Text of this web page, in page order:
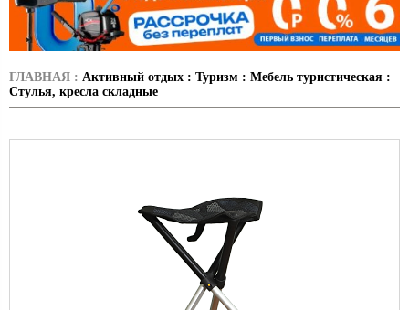
ГЛАВНАЯ : Активный отдых : Туризм : Мебель туристическая :
Стулья, кресла складные